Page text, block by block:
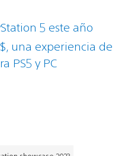
5 este año
una experiencia de
PS5 y PC